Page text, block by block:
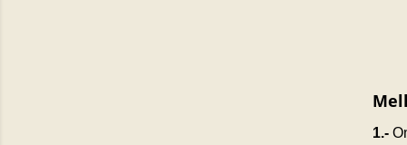
1.-